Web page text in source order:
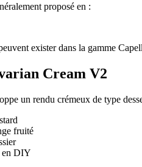
proposé en :
exister dans la gamme
Cream V2
un rendu crémeux de type
fruité
en DIY